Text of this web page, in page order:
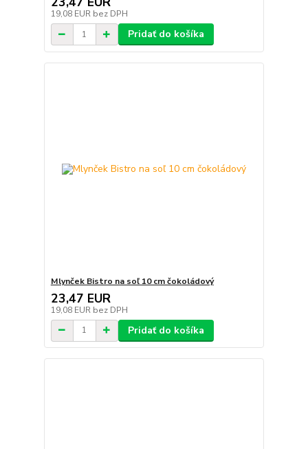
19,08 EUR bez DPH
Pridať do košíka
Mlynček Bistro na soľ 10 cm čokoládový
23,47 EUR
19,08 EUR bez DPH
Pridať do košíka